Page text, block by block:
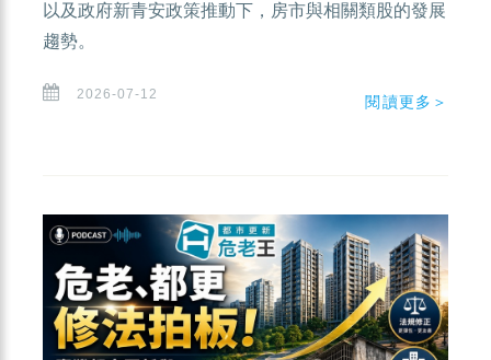
以及政府新青安政策推動下，房市與相關類股的發展
趨勢。
2026-07-12 閱讀更多＞